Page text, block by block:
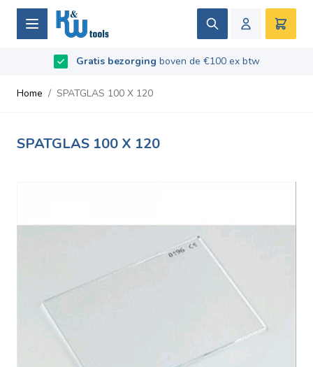
Ga naar de inhoud
Zoek
Gratis bezorging boven de €100 ex btw
Beoordeeld met9.5/10- Gebaseerd op 669 recensies
Home / SPATGLAS 100 X 120
SPATGLAS 100 X 120